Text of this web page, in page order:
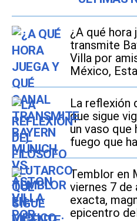
¿A qué hora
transmite
Villa por
México,
La reflexión
que sigue
un vaso que
fuego que
Temblor en
viernes 7 de
exacta,
epicentro